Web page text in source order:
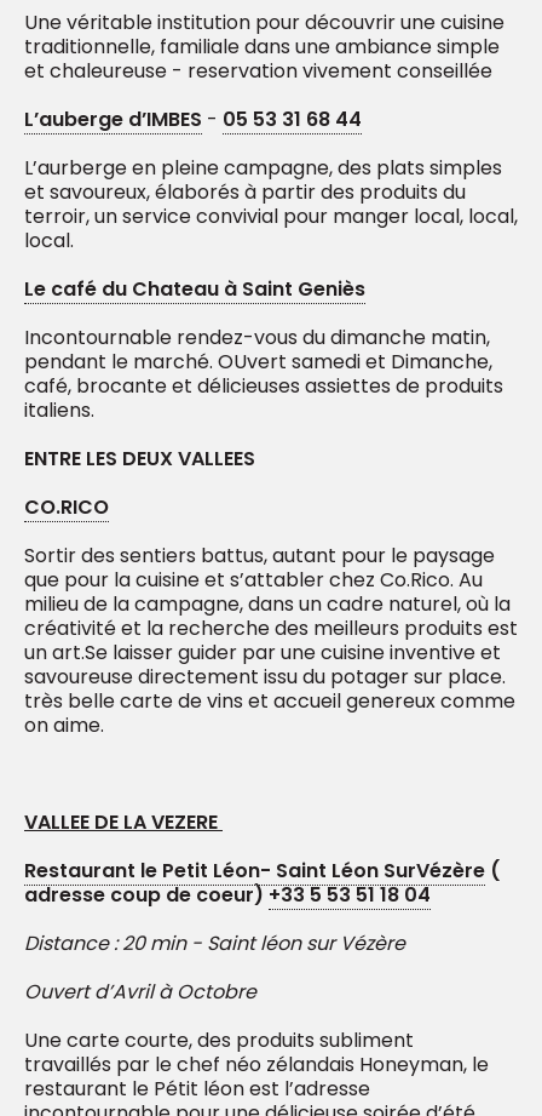
Une véritable institution pour découvrir une cuisine
traditionnelle, familiale dans une ambiance simple
et chaleureuse - reservation vivement conseillée
L’auberge d’IMBES - 05 53 31 68 44
L’aurberge en pleine campagne, des plats simples
et savoureux, élaborés à partir des produits du
terroir, un service convivial pour manger local, local,
local.
Le café du Chateau à Saint Geniès
Incontournable rendez-vous du dimanche matin,
pendant le marché. OUvert samedi et Dimanche,
café, brocante et délicieuses assiettes de produits
italiens.
ENTRE LES DEUX VALLEES
CO.RICO
Sortir des sentiers battus, autant pour le paysage
que pour la cuisine et s’attabler chez Co.Rico. Au
milieu de la campagne, dans un cadre naturel, où la
créativité et la recherche des meilleurs produits est
un art.Se laisser guider par une cuisine inventive et
savoureuse directement issu du potager sur place.
très belle carte de vins et accueil genereux comme
on aime.
VALLEE DE LA VEZERE
Restaurant le Petit Léon- Saint Léon SurVézère (
adresse coup de coeur)+33 5 53 51 18 04
Distance : 20 min - Saint léon sur Vézère
Ouvert d’Avril à Octobre
Une carte courte, des produits subliment
travaillés par le chef néo zélandais Honeyman, le
restaurant le Pétit léon est l’adresse